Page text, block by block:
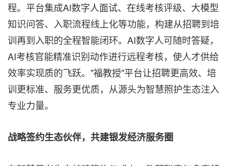
程。平台集成AI数字人面试、在线考核评级、大模型
知识问答、入职流程线上化等功能，构建从招聘到培
训再到入职的全程智能闭环。AI数字人可随时答疑，
AI考核官能精准识别动作进行远程考核，使人才供给
效率实现质的飞跃。"福教授"平台让招聘更高效、培
训更标准、服务更优质，从源头为智慧照护生态注入
专业力量。
战略签约生态伙伴，共建银发经济服务圈